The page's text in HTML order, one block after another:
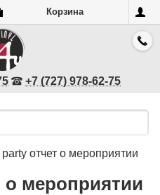
Корзина
+7 (727) 978-62-75
отчет о мероприятии
о мероприятии